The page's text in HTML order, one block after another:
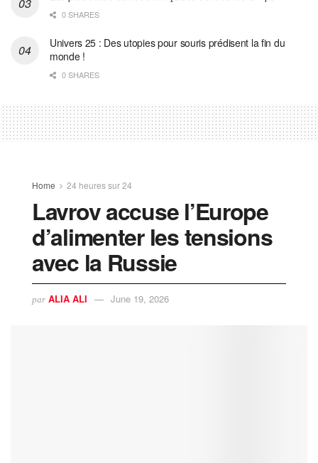
0 SHARES
Univers 25 : Des utopies pour souris prédisent la fin du
monde !
0 SHARES
Home 24 heures sur 24
Lavrov accuse l’Europe
d’alimenter les tensions
avec la Russie
par ALIA ALI June 19, 2026